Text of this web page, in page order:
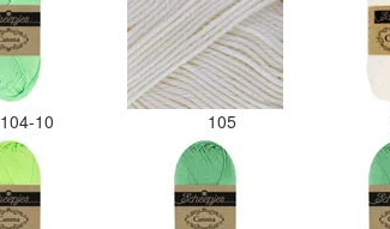
104-10 105